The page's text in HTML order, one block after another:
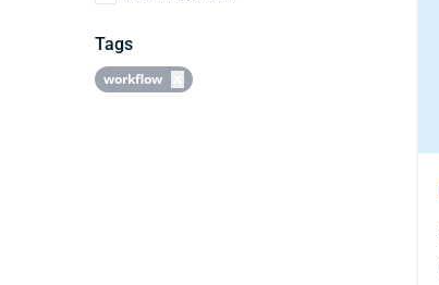
Tags
workflow